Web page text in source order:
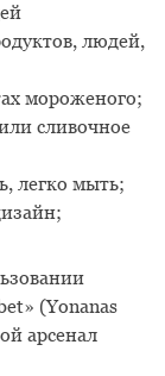
людей,
мороженого;
сливочное
легко мыть;
(Yonanas
арсенал